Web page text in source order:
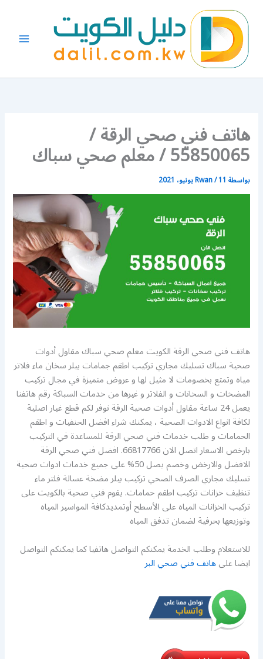
المحتوى
هاتف فني صحي الرقة /
55850065 / معلم صحي سباك
بواسطة Rwan/11 يونيو، 2021
هاتف فني صحي الرقة الكويت معلم صحي سباك مقاول أدوات
صحية سباك تسليك مجاري تركيب اطقم جمامات بيلر سخان ماء فلاتر
مياه وتمتع بخصومات لا مثيل لها و عروض متميزة في مجال تركيب
المضخات و السخانات و الفلاتر و غيرها من خدمات السباكة رقم هاتفنا
يعمل 24 ساعة مقاول أدوات صحية الرقة نوفر لكم قطع غيار اصلية
لكافة انواع الادوات الصحية ، يمكنك شراء افضل الحنفيات و اطقم
الحمامات و طلب خدمات فني صحي الرقة للمساعدة في التركيب
بارخص الاسعار اتصل الان 66817766. افضل فني صحي الرقة
الافضل والارخض وخصم يصل 50% على جميع خدمات ادوات صحية
تسليك مجاري الصرف الصحي تركيب بيلر مضخة عسالة فلتر ماء
تنظيف خزانات تركيب اطقم حمامات. يقوم فني صحية بالكويت على
تركيب الخزانات المياه على الأسطح أوتمديدكافة المواسير المياه
وتوزيعها بحرفية لضمان تدفق المياه
للاستعلام وطلب الخدمة يمكنكم التواصل هاتفيا كما يمكنكم التواصل
ايضا علىهاتف فني صحي البر